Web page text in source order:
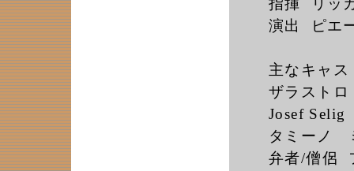
指揮 リッ
演出 ピエ
主なキャス
ザラスト
Josef Selig
タミーノ
弁者/僧侶